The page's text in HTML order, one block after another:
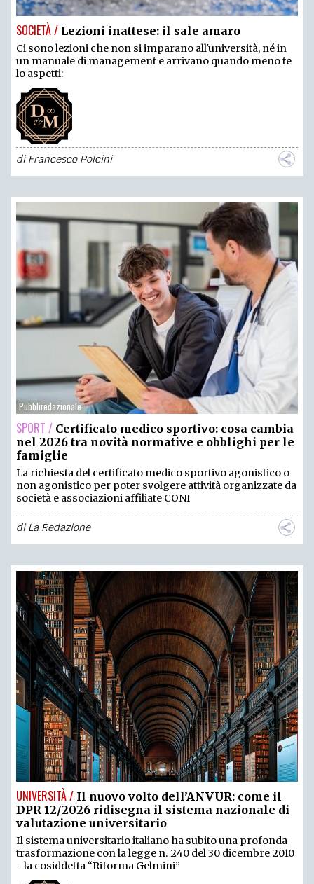
SOCIETÀ / Lezioni inattese: il sale amaro
Ci sono lezioni che non si imparano all'università, né in
un manuale di management e arrivano quando meno te
lo aspetti:
diFrancesco Polcini
Pubbliredazionale
SPORT / Certificato medico sportivo: cosa cambia
nel 2026 tra novità normative e obblighi per le
famiglie
La richiesta del certificato medico sportivo agonistico o
non agonistico per poter svolgere attività organizzate da
società e associazioni affiliate CONI
diLa Redazione
UNIVERSITÀ / Il nuovo volto dell’ANVUR: come il
DPR 12/2026 ridisegna il sistema nazionale di
valutazione universitario
Il sistema universitario italiano ha subito una profonda
trasformazione con la legge n. 240 del 30 dicembre 2010
- la cosiddetta “Riforma Gelmini”